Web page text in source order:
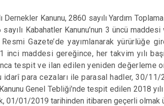
Dernekler Kanunu, 2860 sayılı Yardım
Kabahatler Kanunu’nun 3 üncü
Gazete’de yayımlanarak yürürlüğe
inci maddesi gereğince, her takvim yılı
tespit ve ilan edilen yeniden değerleme
idarî para cezaları ile parasal hadler, 30/11/
Genel Tebliği’nde tespit edilen 2018
01/01/2019 tarihinden itibaren geçerli olmak